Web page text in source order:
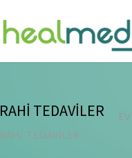
TEDAVİLER
EV
TEDAVİLER